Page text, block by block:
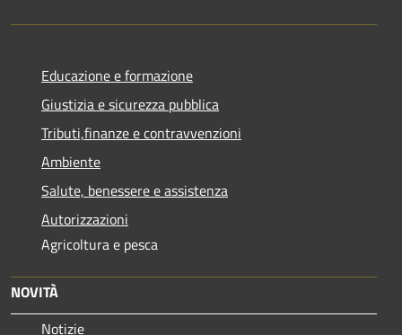
Educazione e formazione
Giustizia e sicurezza pubblica
Tributi,finanze e contravvenzioni
Ambiente
Salute, benessere e assistenza
Autorizzazioni
Agricoltura e pesca
NOVITÀ
Notizie